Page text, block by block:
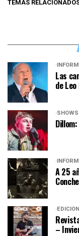
TEMAS
Las
de Leo
A 25
–